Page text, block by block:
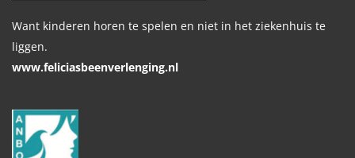
Want kinderen horen te spelen en niet in het ziekenhuis te
liggen.
www.feliciasbeenverlenging.nl